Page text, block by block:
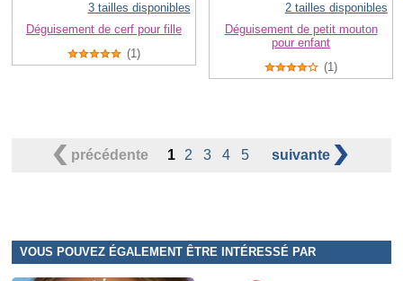
3 tailles disponibles
Déguisement de cerf pour fille
(1)
2 tailles disponibles
Déguisement de petit mouton
pour enfant
(1)
précédente 1 2 3 4 5 suivante
VOUS POUVEZ ÉGALEMENT ÊTRE INTÉRESSÉ PAR